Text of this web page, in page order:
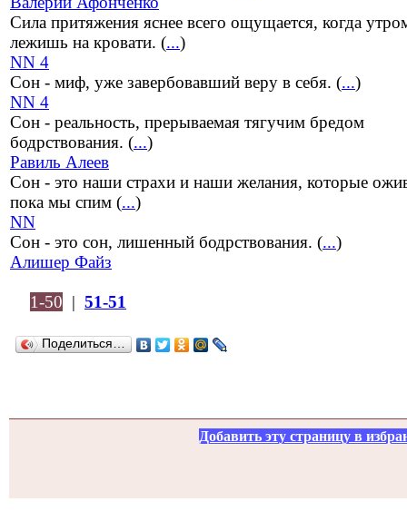
Сила притяжения яснее всего ощущается, когда
лежишь на кровати. (...)
NN 4
Сон - миф, уже завербовавший веру в себя. (...)
NN 4
Сон - реальность, прерываемая тягучим бредом
бодрствования. (...)
Равиль Алеев
Сон - это наши страхи и наши желания, которые
пока мы спим (...)
NN
Сон - это сон, лишенный бодрствования. (...)
Алишер Файз
1-50 | 51-51
Поделиться…
Добавить эту страницу в